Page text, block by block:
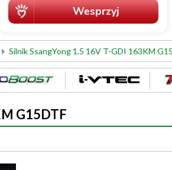
Silnik SsangYong 1.5 16V T-GDI 163KM
G15DTF